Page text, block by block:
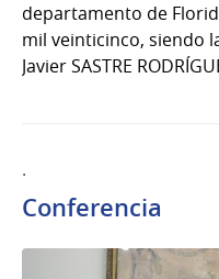
departamento de
mil veinticinco, siendo
Javier SASTRE
.
Conferencia